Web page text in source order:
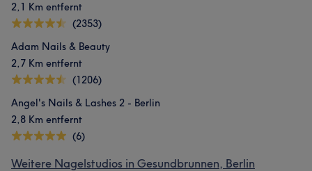
2,1 Km entfernt
(2353)
Adam Nails & Beauty
2,7 Km entfernt
(1206)
Angel's Nails & Lashes 2 - Berlin
2,8 Km entfernt
(6)
Weitere Nagelstudios in Gesundbrunnen, Berlin